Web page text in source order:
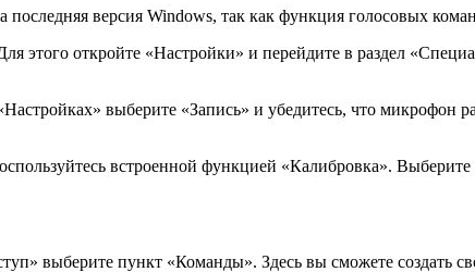
версия Windows, так как функция голосовых
этого откройте «Настройки» и перейдите в раздел
выберите «Запись» и убедитесь, что микрофон
встроенной функцией «Калибровка».
выберите пункт «Команды». Здесь вы сможете создать